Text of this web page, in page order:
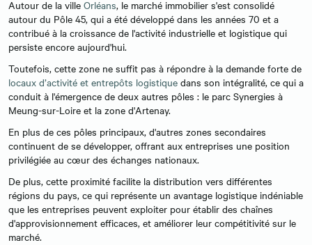
Autour de la ville Orléans, le marché immobilier s'est consolidé
autour du Pôle 45, qui a été développé dans les années 70 et a
contribué à la croissance de l'activité industrielle et logistique qui
persiste encore aujourd'hui.
Toutefois, cette zone ne suffit pas à répondre à la demande forte de
locaux d’activité et entrepôts logistique dans son intégralité, ce qui a
conduit à l'émergence de deux autres pôles : le parc Synergies à
Meung-sur-Loire et la zone d'Artenay.
En plus de ces pôles principaux, d'autres zones secondaires
continuent de se développer, offrant aux entreprises une position
privilégiée au cœur des échanges nationaux.
De plus, cette proximité facilite la distribution vers différentes
régions du pays, ce qui représente un avantage logistique indéniable
que les entreprises peuvent exploiter pour établir des chaînes
d'approvisionnement efficaces, et améliorer leur compétitivité sur le
marché.